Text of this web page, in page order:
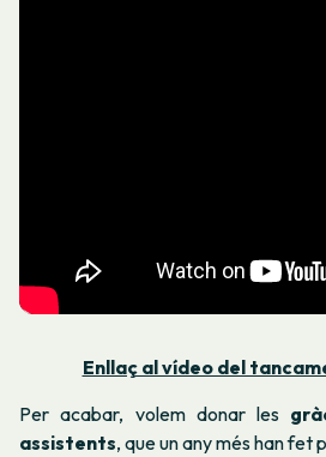
Enllaç al vídeo del
Per acabar, volem donar les
assistents, que un any més han fet